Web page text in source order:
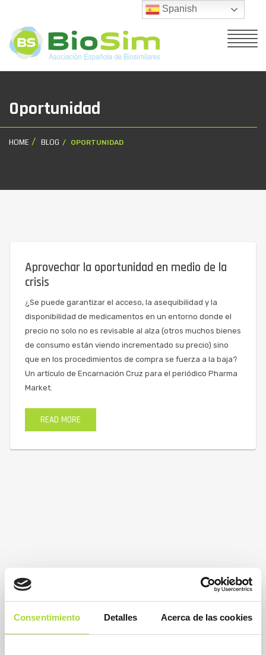
Consentimiento Detalles Acerca de las cookies
Oportunidad
HOME BLOG OPORTUNIDAD
Aprovechar la oportunidad en medio de la
crisis
¿Se puede garantizar el acceso, la asequibilidad y la
disponibilidad de medicamentos en un entorno donde el
precio no solo no es revisable al alza (otros muchos bienes
de consumo están viendo incrementado su precio) sino
que en los procedimientos de compra se fuerza a la baja?
Un artículo de Encarnación Cruz para el periódico Pharma
Market.
READ MORE
Spanish